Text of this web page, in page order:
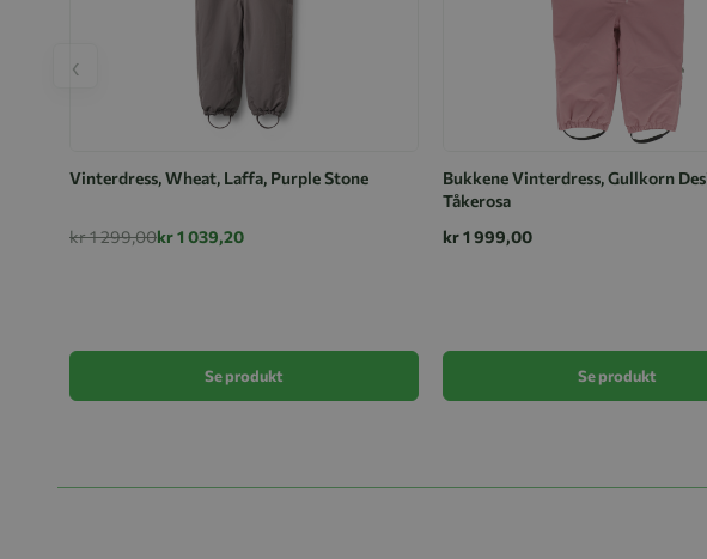
Vinterdress, Wheat, Laffa, Purple Stone
kr 1 299,00kr 1 039,20
Se produkt
Bukkene Vinterdress, Gullkorn
Tåkerosa
kr 1 999,00
Se produkt
‹